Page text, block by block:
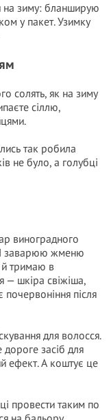
зиму: бланширую
у пакет. Узимку
солять, як на зиму
сіллю,
так робила
не було, а голубці
виноградного
заварюю жменю
й тримаю в
— шкіра свіжіша,
почервоніння після
для волосся.
засіб для
ефект. А коштує це
провести таким по